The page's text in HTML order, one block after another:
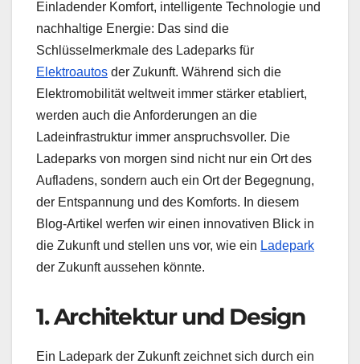
Einladender Komfort, intelligente Technologie und
nachhaltige Energie: Das sind die
Schlüsselmerkmale des Ladeparks für
Elektroautos der Zukunft. Während sich die
Elektromobilität weltweit immer stärker etabliert,
werden auch die Anforderungen an die
Ladeinfrastruktur immer anspruchsvoller. Die
Ladeparks von morgen sind nicht nur ein Ort des
Aufladens, sondern auch ein Ort der Begegnung,
der Entspannung und des Komforts. In diesem
Blog-Artikel werfen wir einen innovativen Blick in
die Zukunft und stellen uns vor, wie ein Ladepark
der Zukunft aussehen könnte.
1. Architektur und Design
Ein Ladepark der Zukunft zeichnet sich durch ein